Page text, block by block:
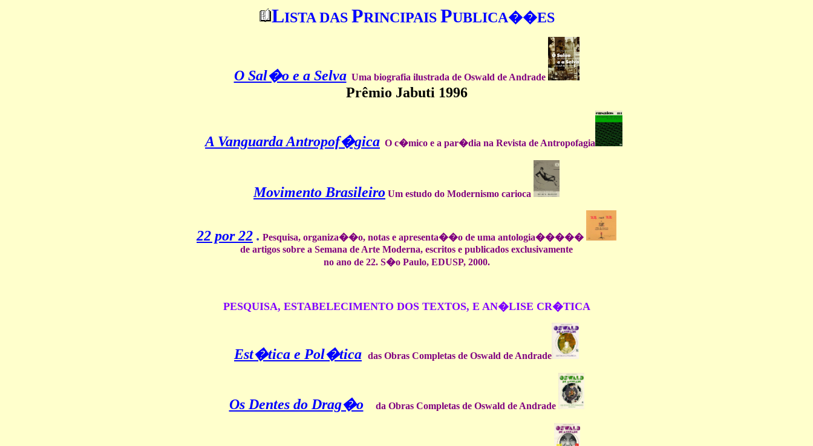
LISTA DAS PRINCIPAIS PUBLICA��ES
O Sal�o e a Selva Uma biografia ilustrada de Oswald de Andrade
Prêmio Jabuti 1996
A Vanguarda Antropof�gica O c�mico e a par�dia na Revista de Antropofagia
Movimento Brasileiro Um estudo do Modernismo carioca
22 por 22 . Pesquisa, organiza��o, notas e apresenta��o de uma antologia�����
de artigos sobre a Semana de Arte Moderna, escritos e publicados exclusivamente
no ano de 22. S�o Paulo, EDUSP, 2000.
PESQUISA, ESTABELECIMENTO DOS TEXTOS, E AN�LISE CR�TICA
Est�tica e Pol�tica das Obras Completas de Oswald de Andrade
Os Dentes do Drag�o da Obras Completas de Oswald de Andrade